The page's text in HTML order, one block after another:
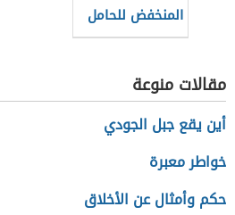
المنخفض للحامل
مقالات منوعة
أين يقع جبل الجودي
خواطر معبرة
حكم وأمثال عن الأخلاق